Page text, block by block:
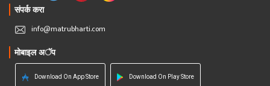
संपर्क करा
info@matrubharti.com
मोबाइल अॅप
Download On App Store Download On Play Store